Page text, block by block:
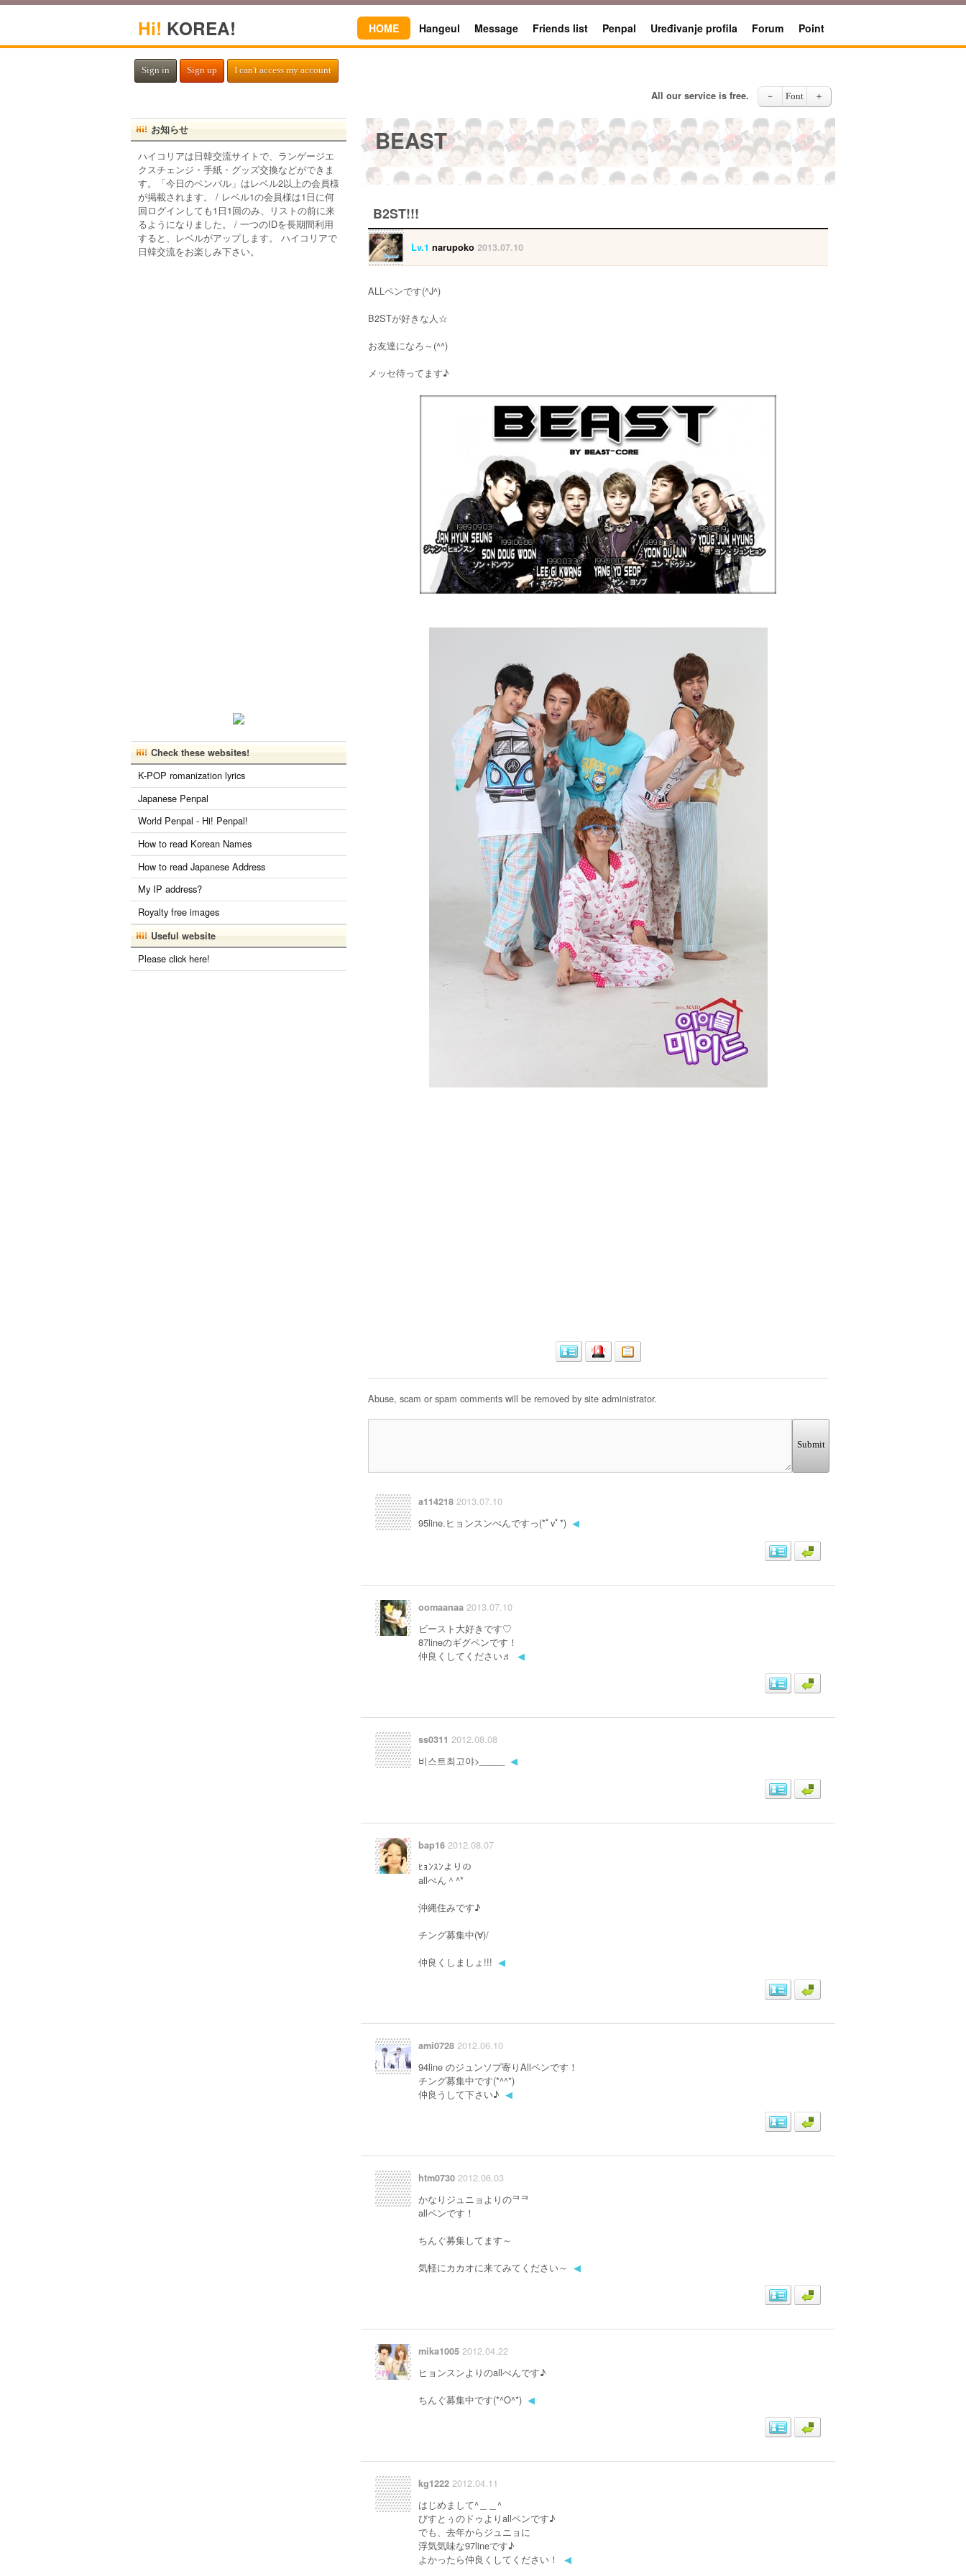
Hi! KOREA! HOME Hangeul Message Friends list Penpal Uređivanje profila Forum Point
Sign in Sign up I can't access my account
All our service is free. － Font ＋
お知らせ
ハイコリアは日韓交流サイトで、ランゲージエ
クスチェンジ・手紙・グッズ交換などができま
す。「今日のペンパル」はレベル2以上の会員様
が掲載されます。 / レベル1の会員様は1日に何
回ログインしても1日1回のみ、リストの前に来
るようになりました。 / 一つのIDを長期間利用
すると、レベルがアップします。 ハイコリアで
日韓交流をお楽しみ下さい。
BEAST
B2ST!!!
Lv.1 narupoko 2013.07.10
ALLペンです(^J^)
B2STが好きな人☆
お友達になろ～(^^)
メッセ待ってます♪
Abuse, scam or spam comments will be removed by site administrator.
Submit
a114218 2013.07.10
95line.ヒョンスンぺんですっ(*ﾟvﾟ*) ◀
oomaanaa 2013.07.10
ビースト大好きです♡
87lineのギグペンです！
仲良くしてください♬
◀
ss0311 2012.08.08
비스트최고야>_____
◀
bap16 2012.08.07
ﾋｮﾝｽﾝよりの
allぺん＾^*
沖縄住みです♪
チング募集中(∀)/
仲良くしましょ!!! ◀
ami0728 2012.06.10
94line のジュンソプ寄りAllペンです！
チング募集中です(*^^*)
仲良うして下さい♪ ◀
htm0730 2012.06.03
かなりジュニョよりのᄏᄏ
allペンです！
ちんぐ募集してます～
気軽にカカオに来てみてください～ ◀
mika1005 2012.04.22
ヒョンスンよりのallぺんです♪
ちんぐ募集中です(*^O^*) ◀
kg1222 2012.04.11
はじめまして^＿＿^
びすとぅのドゥよりallペンです♪
でも、去年からジュニョに
浮気気味な97lineです♪
よかったら仲良くしてください！
◀
Check these websites!
K-POP romanization lyrics
Japanese Penpal
World Penpal - Hi! Penpal!
How to read Korean Names
How to read Japanese Address
My IP address?
Royalty free images
Useful website
Please click here!